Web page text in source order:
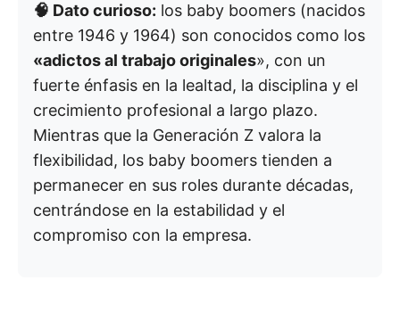
🧠 Dato curioso: los baby boomers (nacidos
entre 1946 y 1964) son conocidos como los
«adictos al trabajo originales», con un
fuerte énfasis en la lealtad, la disciplina y el
crecimiento profesional a largo plazo.
Mientras que la Generación Z valora la
flexibilidad, los baby boomers tienden a
permanecer en sus roles durante décadas,
centrándose en la estabilidad y el
compromiso con la empresa.